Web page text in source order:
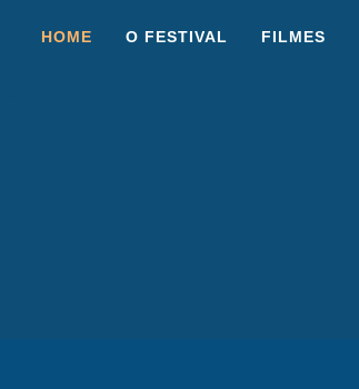
HOME O FESTIVAL FILMES